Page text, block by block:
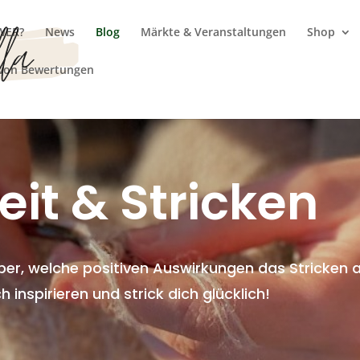
News Blog Märkte & Veranstaltungen Shop
Bewertungen
& Stricken
welche positiven Auswirkungen das Stricken
inspirieren und strick dich glücklich!